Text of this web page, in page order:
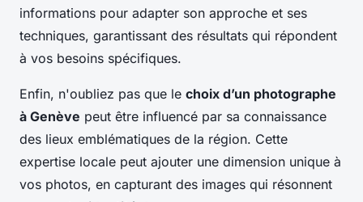
informations pour adapter son approche et ses
techniques, garantissant des résultats qui répondent
à vos besoins spécifiques.
Enfin, n'oubliez pas que le choix d’un photographe
à Genève peut être influencé par sa connaissance
des lieux emblématiques de la région. Cette
expertise locale peut ajouter une dimension unique à
vos photos, en capturant des images qui résonnent